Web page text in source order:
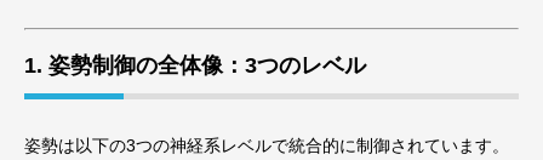
1. 姿勢制御の全体像：3つのレベル
姿勢は以下の3つの神経系レベルで統合的に制御されています。